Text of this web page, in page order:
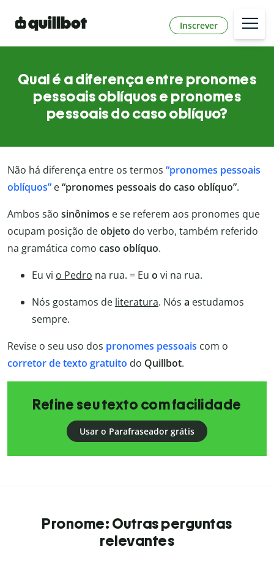
Inscrever
Qual é a diferença entre pronomes
pessoais oblíquos e pronomes
pessoais do caso oblíquo?
Não há diferença entre os termos “pronomes pessoais
oblíquos” e“pronomes pessoais do caso oblíquo”.
Ambos são sinônimos e se referem aos pronomes que
ocupam posição deobjeto do verbo, também referido
na gramática como caso oblíquo.
Eu vi o Pedro na rua. = Eu o vi na rua.
Nós gostamos de literatura. Nós a estudamos
sempre.
Revise o seu uso dos pronomes pessoais com o
corretor de texto gratuito do Quillbot.
Refine seu texto com facilidade
Usar o Parafraseador grátis
Pronome: Outras perguntas
relevantes